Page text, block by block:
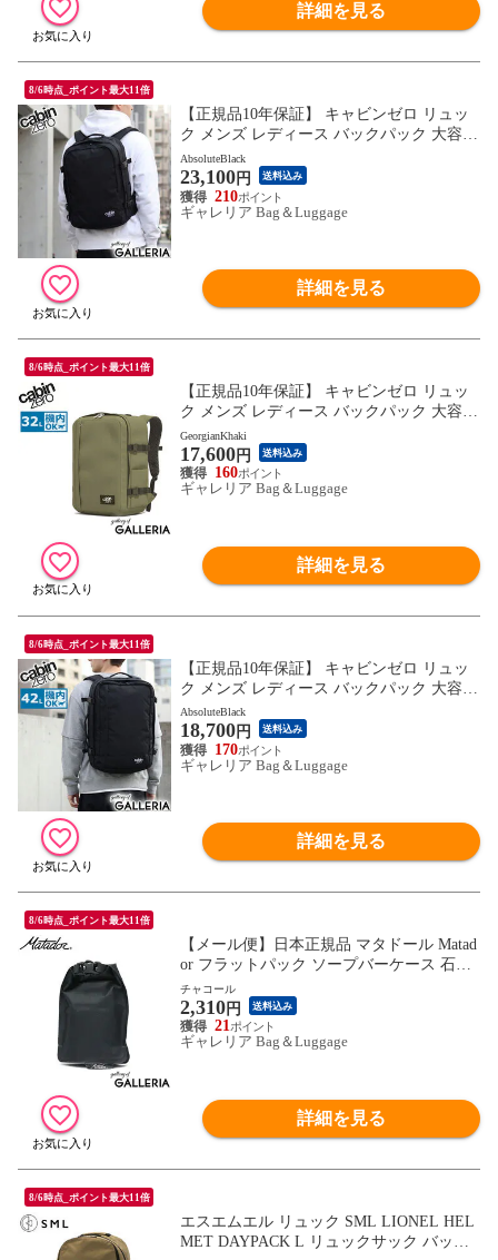
詳細を見る
8/6時点_ポイント最大11倍
【正規品10年保証】 キャビンゼロ リュッ
ク メンズ レディース バックパック 大容量
CABINZERO ブランド 旅行 リュックサッ
ク 大きめ B4 A4 PC収納 機内持ち込み 撥水
オコバン Okoban 軽量 CLASSIC PRO 32L
AbsoluteBlack
23,100円 送料込み
210
ギャレリア Bag＆Luggage
詳細を見る
8/6時点_ポイント最大11倍
【正規品10年保証】 キャビンゼロ リュッ
ク メンズ レディース バックパック 大容量
CABINZERO ブランド 旅行 リュックサッ
ク 大きめ B4 A4 機内持ち込み 手持ち 撥水
オコバン Okoban 軽量 CLASSIC PLUS 32L
GeorgianKhaki
17,600円 送料込み
160
ギャレリア Bag＆Luggage
詳細を見る
8/6時点_ポイント最大11倍
【正規品10年保証】 キャビンゼロ リュッ
ク メンズ レディース バックパック 大容量
CABINZERO ブランド 旅行 リュックサッ
ク 大きめ A3 B4 A4 機内持ち込み 手持ち
撥水 オコバン Okoban 軽量 CLASSIC PLUS
42L
AbsoluteBlack
18,700円 送料込み
170
ギャレリア Bag＆Luggage
詳細を見る
8/6時点_ポイント最大11倍
【メール便】日本正規品 マタドール Matad
or フラットパック ソープバーケース 石鹸
ケース せっけん入れ 持ち運び ポーチ 防水
コンパクト アウトドア トラベル 旅行 メン
ズ レディース
チャコール
2,310円 送料込み
21
ギャレリア Bag＆Luggage
詳細を見る
8/6時点_ポイント最大11倍
エスエムエル リュック SML LIONEL HEL
MET DAYPACK L リュックサック バック